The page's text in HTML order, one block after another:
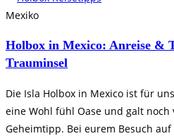
Mexiko
Holbox in Mexico: Anreise &
Trauminsel
Die Isla Holbox in Mexico ist für
eine Wohl fühl Oase und galt noch
Geheimtipp. Bei eurem Besuch